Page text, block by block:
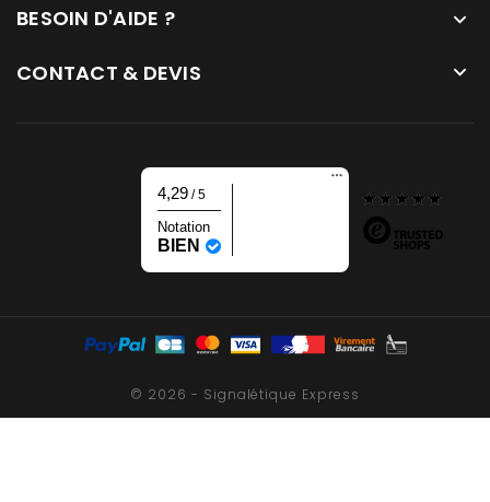
BESOIN D'AIDE ? 
CONTACT & DEVIS 
4,29 / 5
Notation
BIEN
© 2026 - Signalétique Express